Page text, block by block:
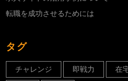
転職を成功させるためには
タグ
チャレンジ 即戦力 在